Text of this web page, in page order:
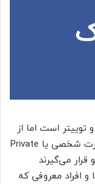
توییتر است اما از
آنجایی که اکثر صفحات در فیسبوک به صورت شخصی یا Private
می‌گیرند
افراد معروفی که